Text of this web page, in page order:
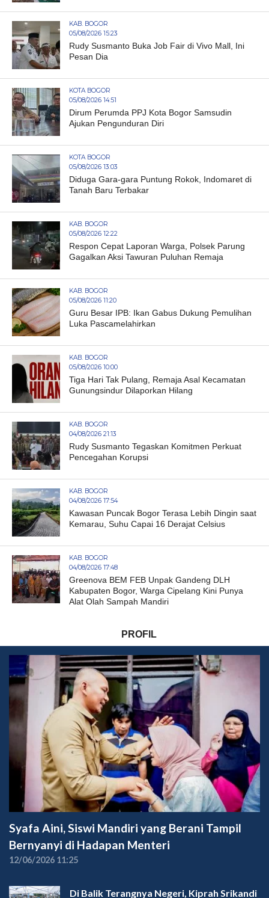
KAB. BOGOR
05/08/2026 15:23
Rudy Susmanto Buka Job Fair di Vivo Mall, Ini
Pesan Dia
KOTA BOGOR
05/08/2026 14:51
Dirum Perumda PPJ Kota Bogor Samsudin
Ajukan Pengunduran Diri
KOTA BOGOR
05/08/2026 13:03
Diduga Gara-gara Puntung Rokok, Indomaret di
Tanah Baru Terbakar
KAB. BOGOR
05/08/2026 12:22
Respon Cepat Laporan Warga, Polsek Parung
Gagalkan Aksi Tawuran Puluhan Remaja
KAB. BOGOR
05/08/2026 11:20
Guru Besar IPB: Ikan Gabus Dukung Pemulihan
Luka Pascamelahirkan
KAB. BOGOR
05/08/2026 10:00
Tiga Hari Tak Pulang, Remaja Asal Kecamatan
Gunungsindur Dilaporkan Hilang
KAB. BOGOR
04/08/2026 21:13
Rudy Susmanto Tegaskan Komitmen Perkuat
Pencegahan Korupsi
KAB. BOGOR
04/08/2026 17:54
Kawasan Puncak Bogor Terasa Lebih Dingin saat
Kemarau, Suhu Capai 16 Derajat Celsius
KAB. BOGOR
04/08/2026 17:48
Greenova BEM FEB Unpak Gandeng DLH
Kabupaten Bogor, Warga Cipelang Kini Punya
Alat Olah Sampah Mandiri
PROFIL
Syafa Aini, Siswi Mandiri yang Berani Tampil
Bernyanyi di Hadapan Menteri
12/06/2026 11:25
Di Balik Terangnya Negeri, Kiprah Srikandi